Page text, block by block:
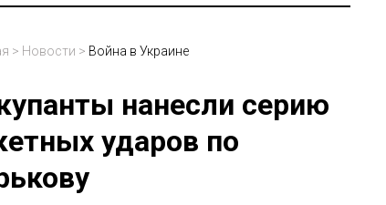
> Новости > Война в Украине
нанесли серию
ударов по